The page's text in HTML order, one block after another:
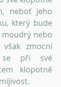
neboť jeho
který bude
moudrý nebo
zmocní
se při své
klopotně